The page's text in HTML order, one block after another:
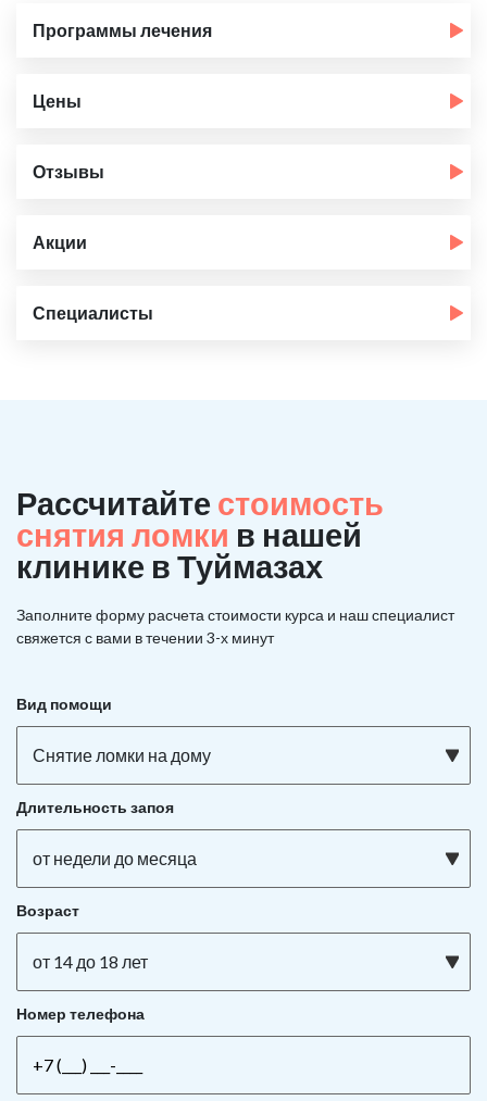
Программы лечения
Цены
Отзывы
Акции
Специалисты
Рассчитайте стоимость
снятия ломки в нашей
клинике в Туймазах
Заполните форму расчета стоимости курса и наш специалист
свяжется с вами в течении 3-х минут
Вид помощи
Снятие ломки на дому
Длительность запоя
от недели до месяца
Возраст
от 14 до 18 лет
Номер телефона